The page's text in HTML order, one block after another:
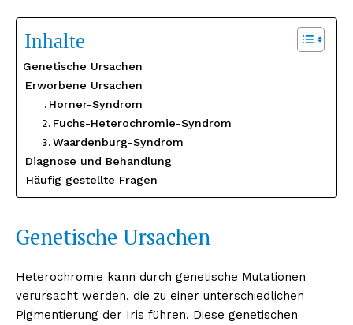
Inhalte
Genetische Ursachen
Erworbene Ursachen
Horner-Syndrom
Fuchs-Heterochromie-Syndrom
Waardenburg-Syndrom
Diagnose und Behandlung
Häufig gestellte Fragen
Genetische Ursachen
Heterochromie kann durch genetische Mutationen
verursacht werden, die zu einer unterschiedlichen
Pigmentierung der Iris führen. Diese genetischen